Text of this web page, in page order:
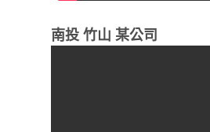
南投 竹山 某公司